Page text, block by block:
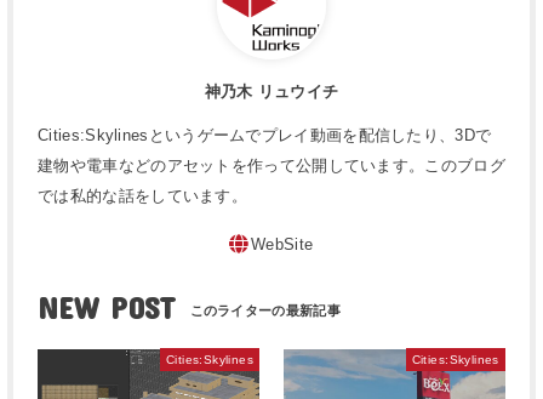
神乃木 リュウイチ
Cities:Skylinesというゲームでプレイ動画を配信したり、3Dで
建物や電車などのアセットを作って公開しています。このブログ
では私的な話をしています。
WebSite
NEW POST
Cities:Skylines Cities:Skylines